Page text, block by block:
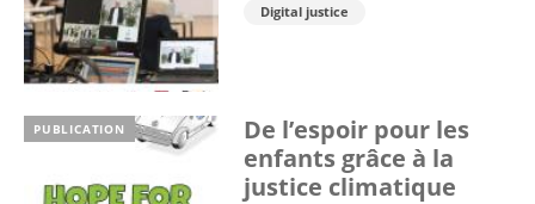
Digital justice
PUBLICATION
De l’espoir pour les
enfants grâce à la
justice climatique